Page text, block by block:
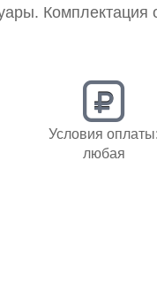
Комплектация
Условия оплаты:
любая